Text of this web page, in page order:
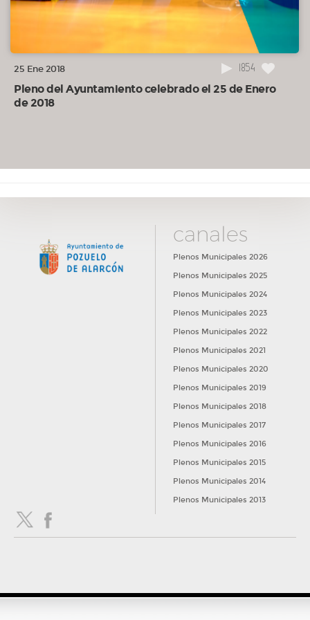
25 Ene 2018 1854
Pleno del Ayuntamiento celebrado el 25 de Enero
de 2018
canales
Plenos Municipales 2026
Plenos Municipales 2025
Plenos Municipales 2024
Plenos Municipales 2023
Plenos Municipales 2022
Plenos Municipales 2021
Plenos Municipales 2020
Plenos Municipales 2019
Plenos Municipales 2018
Plenos Municipales 2017
Plenos Municipales 2016
Plenos Municipales 2015
Plenos Municipales 2014
Plenos Municipales 2013